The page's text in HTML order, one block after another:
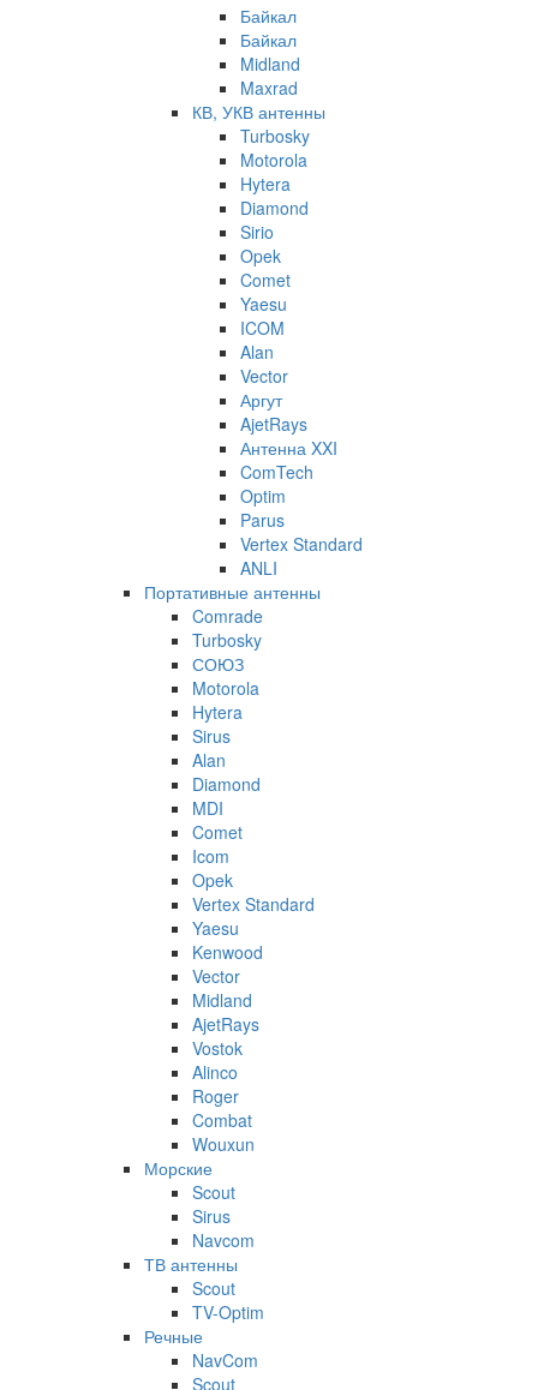
Байкал
Байкал
Midland
Maxrad
КВ, УКВ антенны
Turbosky
Motorola
Hytera
Diamond
Sirio
Opek
Comet
Yaesu
ICOM
Alan
Vector
Аргут
AjetRays
Антенна XXI
ComTech
Optim
Parus
Vertex Standard
ANLI
Портативные антенны
Comrade
Turbosky
СОЮЗ
Motorola
Hytera
Sirus
Alan
Diamond
MDI
Comet
Icom
Opek
Vertex Standard
Yaesu
Kenwood
Vector
Midland
AjetRays
Vostok
Alinco
Roger
Combat
Wouxun
Морские
Scout
Sirus
Navcom
ТВ антенны
Scout
TV-Optim
Речные
NavCom
Scout